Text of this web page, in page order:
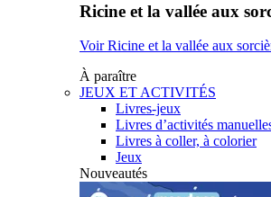
Ricine et la vallée aux
Voir Ricine et la vallée aux
À paraître
JEUX ET ACTIVITÉS
Livres-jeux
Livres d’activités
Livres à coller, à colorier
Jeux
Nouveautés